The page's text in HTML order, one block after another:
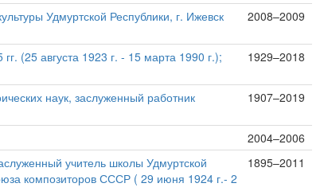
Удмуртской Республики, г. Ижевск
2008–2009
(25 августа 1923 г. - 15 марта 1990 г.);
1929–2018
наук, заслуженный работник
1907–2019
2004–2006
учитель школы Удмуртской
композиторов СССР ( 29 июня 1924 г.- 2
1895–2011